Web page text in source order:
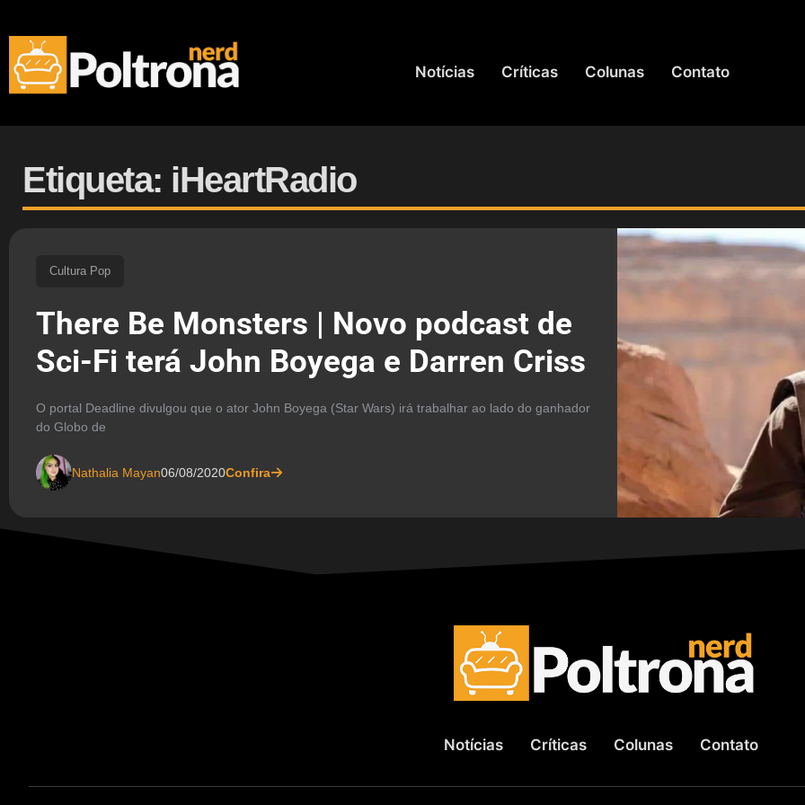
Notícias Críticas Colunas Contato
Etiqueta: iHeartRadio
Cultura Pop
There Be Monsters | Novo podcast de
Sci-Fi terá John Boyega e Darren Criss
O portal Deadline divulgou que o ator John Boyega (Star Wars) irá trabalhar ao lado do ganhador
do Globo de
Nathalia Mayan06/08/2020Confira
Notícias Críticas Colunas Contato